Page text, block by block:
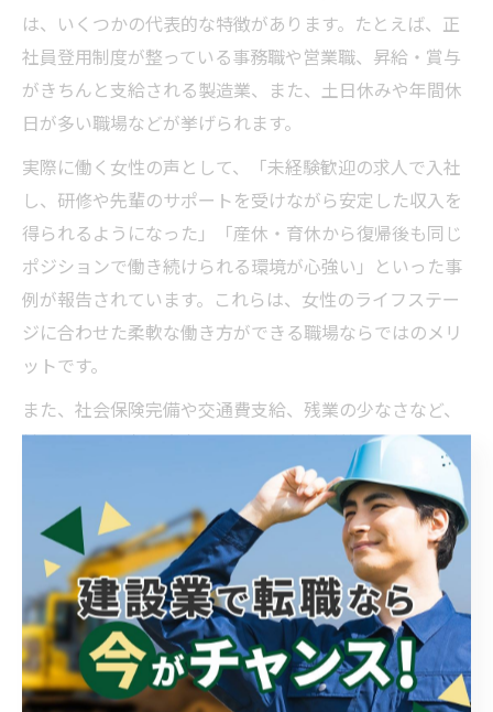
は、いくつかの代表的な特徴があります。たとえば、正
社員登用制度が整っている事務職や営業職、昇給・賞与
がきちんと支給される製造業、また、土日休みや年間休
日が多い職場などが挙げられます。
実際に働く女性の声として、「未経験歓迎の求人で入社
し、研修や先輩のサポートを受けながら安定した収入を
得られるようになった」「産休・育休から復帰後も同じ
ポジションで働き続けられる環境が心強い」といった事
例が報告されています。これらは、女性のライフステー
ジに合わせた柔軟な働き方ができる職場ならではのメリ
ットです。
また、社会保険完備や交通費支給、残業の少なさなど、
働きやすさと収入安定を両立する条件が整っていること
もポイントです。安定収入を目指す方は、こうした実例
を参考に、自分の希望に合った職場を見極めることが重
要です。
女性活躍と安定収入を両立する働き方の秘密
女性活躍と安定収入を両立するためには、働き方の工夫
が欠かせません。まず、スキルアップや資格取得を積極